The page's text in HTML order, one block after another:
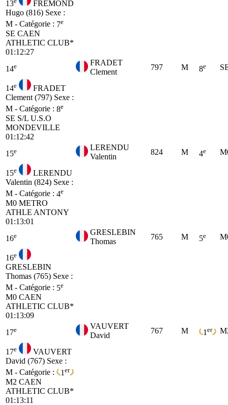
13
FREMOND
Hugo (816) Sexe :
M - Catégorie : 7e
SE CAEN
ATHLETIC CLUB*
01:12:27
14e
FRADET
Clement
797 M 8e
14e
FRADET
Clement (797) Sexe :
M - Catégorie : 8e
SE S/L U.S.O
MONDEVILLE
01:12:42
15e
LERENDU
Valentin
824 M 4e
15e
LERENDU
Valentin (824) Sexe :
M - Catégorie : 4e
M0 METRO
ATHLE ANTONY
01:13:01
16e
GRESLEBIN
Thomas
765 M 5e
16e
GRESLEBIN
Thomas (765) Sexe :
M - Catégorie : 5e
M0 CAEN
ATHLETIC CLUB*
01:13:09
17e
VAUVERT
David
767 M 1 er
17e
VAUVERT
David (767) Sexe :
M - Catégorie :
1 er
M2 CAEN
ATHLETIC CLUB*
01:13:11